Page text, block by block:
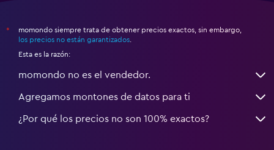
*
momondo siempre trata de obtener precios exactos, sin embargo,
los precios no están garantizados
Esta es la razón:
momondo no es el vendedor.
Agregamos montones de datos para ti
¿Por qué los precios no son 100% exactos?